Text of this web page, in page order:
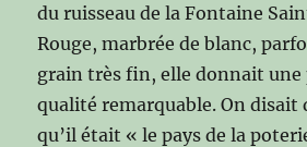
du ruisseau de la Fontaine
Rouge, marbrée de blanc,
grain très fin, elle donnait une
qualité remarquable. On disait
qu’il était « le pays de la